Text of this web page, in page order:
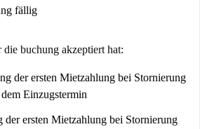
fällig
buchung akzeptiert hat:
der ersten Mietzahlung bei Stornierung
Einzugstermin
der ersten Mietzahlung bei Stornierung